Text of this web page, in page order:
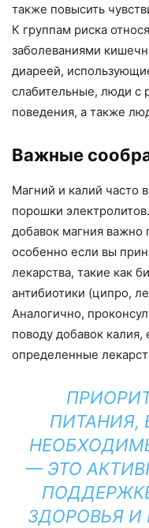
также повысить
К группам риска
заболеваниями
диареей,
слабительные, люди с
поведения, а также
Важные
Магний и калий часто
порошки
добавок магния важно
особенно если вы
лекарства, такие как
антибиотики (ципро,
Аналогично,
поводу добавок
определенные
ПИТАНИЯ,
— ЭТО
ЗДОРОВЬЯ И